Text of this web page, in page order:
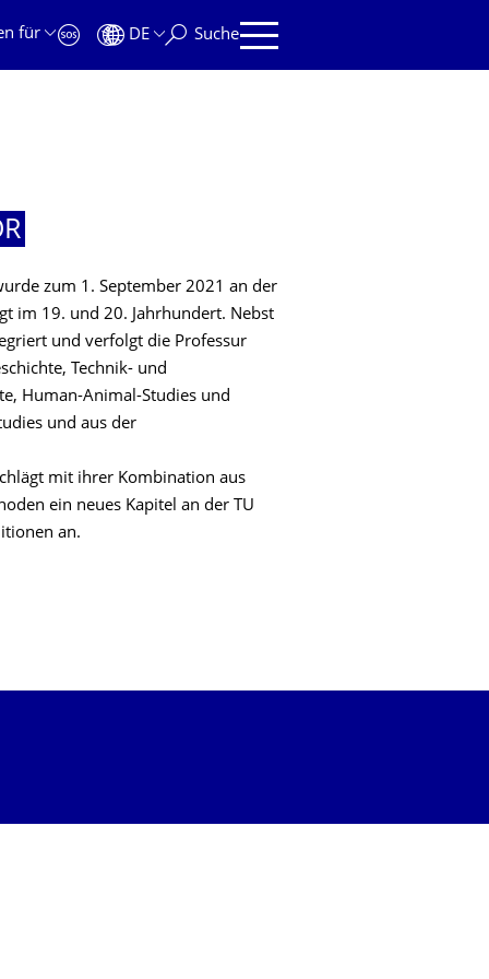
für DE Suche
zum 1. September 2021 an der
im 19. und 20. Jahrhundert. Nebst
und verfolgt die Professur
Technik- und
Human-Animal-Studies und
und aus der
mit ihrer Kombination aus
ein neues Kapitel an der TU
an.